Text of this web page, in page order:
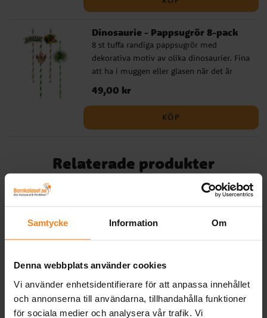
Samtycke Information Om
Denna webbplats använder cookies
Vi använder enhetsidentifierare för att anpassa innehållet
och annonserna till användarna, tillhandahålla funktioner
för sociala medier och analysera vår trafik. Vi
kalaset. Servetterna är ca 16,5 x 16,5 cm
Dinosaurie - Pappsugrör 8-pack
8 st tuffa randiga pappsugrör med
dekorativa motiv av olika dinosaurier. Fina
att ha i muggen eller glasen när det är
dags att dekorera till ditt dinosaurie kalas.
Sugrören är ca 19 cm höga.
Pris :49,00 kr
49,00 kr
KÖP
Relaterade produkter